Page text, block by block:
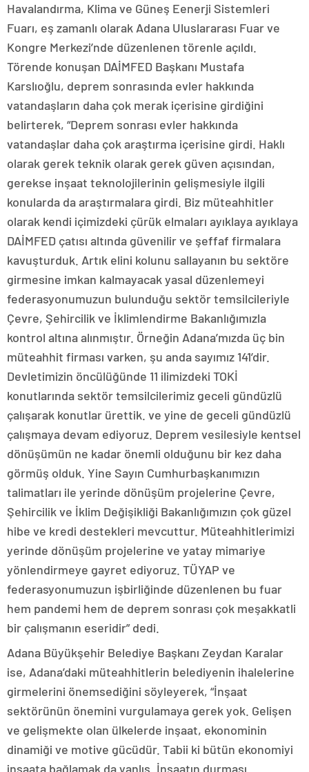
Havalandırma, Klima ve Güneş Eenerji Sistemleri
Fuarı, eş zamanlı olarak Adana Uluslararası Fuar ve
Kongre Merkezi’nde düzenlenen törenle açıldı.
Törende konuşan DAİMFED Başkanı Mustafa
Karslıoğlu, deprem sonrasında evler hakkında
vatandaşların daha çok merak içerisine girdiğini
belirterek, “Deprem sonrası evler hakkında
vatandaşlar daha çok araştırma içerisine girdi. Haklı
olarak gerek teknik olarak gerek güven açısından,
gerekse inşaat teknolojilerinin gelişmesiyle ilgili
konularda da araştırmalara girdi. Biz müteahhitler
olarak kendi içimizdeki çürük elmaları ayıklaya ayıklaya
DAİMFED çatısı altında güvenilir ve şeffaf firmalara
kavuşturduk. Artık elini kolunu sallayanın bu sektöre
girmesine imkan kalmayacak yasal düzenlemeyi
federasyonumuzun bulunduğu sektör temsilcileriyle
Çevre, Şehircilik ve İklimlendirme Bakanlığımızla
kontrol altına alınmıştır. Örneğin Adana’mızda üç bin
müteahhit firması varken, şu anda sayımız 141’dir.
Devletimizin öncülüğünde 11 ilimizdeki TOKİ
konutlarında sektör temsilcilerimiz geceli gündüzlü
çalışarak konutlar ürettik. ve yine de geceli gündüzlü
çalışmaya devam ediyoruz. Deprem vesilesiyle kentsel
dönüşümün ne kadar önemli olduğunu bir kez daha
görmüş olduk. Yine Sayın Cumhurbaşkanımızın
talimatları ile yerinde dönüşüm projelerine Çevre,
Şehircilik ve İklim Değişikliği Bakanlığımızın çok güzel
hibe ve kredi destekleri mevcuttur. Müteahhitlerimizi
yerinde dönüşüm projelerine ve yatay mimariye
yönlendirmeye gayret ediyoruz. TÜYAP ve
federasyonumuzun işbirliğinde düzenlenen bu fuar
hem pandemi hem de deprem sonrası çok meşakkatli
bir çalışmanın eseridir” dedi.
Adana Büyükşehir Belediye Başkanı Zeydan Karalar
ise, Adana’daki müteahhitlerin belediyenin ihalelerine
girmelerini önemsediğini söyleyerek, “İnşaat
sektörünün önemini vurgulamaya gerek yok. Gelişen
ve gelişmekte olan ülkelerde inşaat, ekonominin
dinamiği ve motive gücüdür. Tabii ki bütün ekonomiyi
inşaata bağlamak da yanlış. İnşaatın durması